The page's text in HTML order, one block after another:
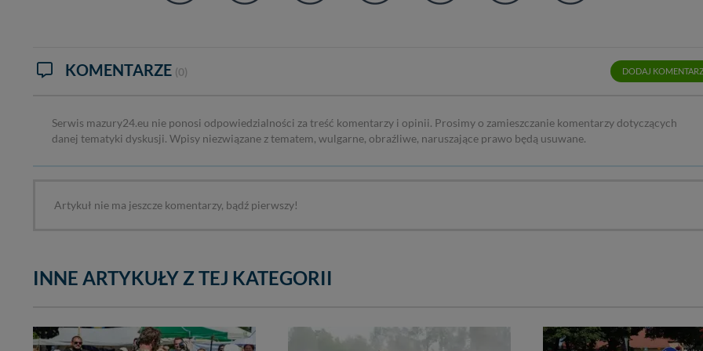
KOMENTARZE (0) DODAJ
Serwis mazury24.eu nie ponosi odpowiedzialności za treść komentarzy i opinii. Prosimy o zamieszczanie komentarzy dotyczących
danej tematyki dyskusji. Wpisy niezwiązane z tematem, wulgarne, obraźliwe, naruszające prawo będą usuwane.
Artykuł nie ma jeszcze komentarzy, bądź pierwszy!
INNE ARTYKUŁY Z TEJ KATEGORII